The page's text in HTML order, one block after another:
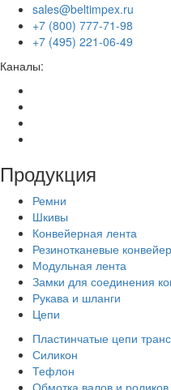
sales@beltimpex.ru
+7 (800) 777-71-98
+7 (495) 221-06-49
Каналы:
Продукция
Ремни
Шкивы
Конвейерная лента
Резинотканевые
Модульная лента
Замки для соединения
Рукава и шланги
Цепи
Пластинчатые цепи
Силикон
Тефлон